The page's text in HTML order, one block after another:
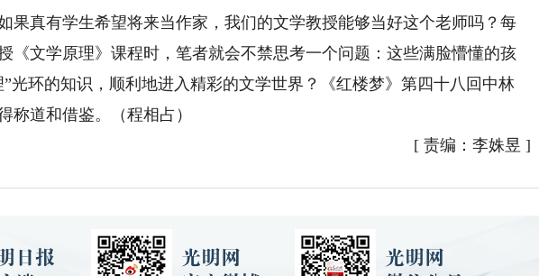
果真有学生希望将来当作家，我们的文学教授能够当好这个老师吗？每
《文学原理》课程时，笔者就会不禁思考一个问题：这些满脸懵懂的孩
光环的知识，顺利地进入精彩的文学世界？《红楼梦》第四十八回中林
称道和借鉴。（程相占）
[ 责编：李姝昱 ]